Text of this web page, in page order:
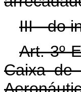
III - do
Art. 3º
Caixa de